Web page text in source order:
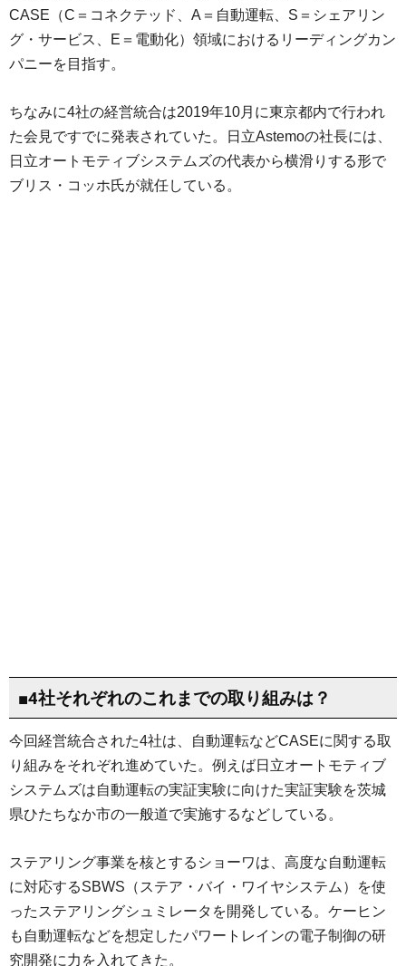
CASE（C＝コネクテッド、A＝自動運転、S＝シェアリン
グ・サービス、E＝電動化）領域におけるリーディングカン
パニーを目指す。
ちなみに4社の経営統合は2019年10月に東京都内で行われ
た会見ですでに発表されていた。日立Astemoの社長には、
日立オートモティブシステムズの代表から横滑りする形で
ブリス・コッホ氏が就任している。
■4社それぞれのこれまでの取り組みは？
今回経営統合された4社は、自動運転などCASEに関する取
り組みをそれぞれ進めていた。例えば日立オートモティブ
システムズは自動運転の実証実験に向けた実証実験を茨城
県ひたちなか市の一般道で実施するなどしている。
ステアリング事業を核とするショーワは、高度な自動運転
に対応するSBWS（ステア・バイ・ワイヤシステム）を使
ったステアリングシュミレータを開発している。ケーヒン
も自動運転などを想定したパワートレインの電子制御の研
究開発に力を入れてきた。